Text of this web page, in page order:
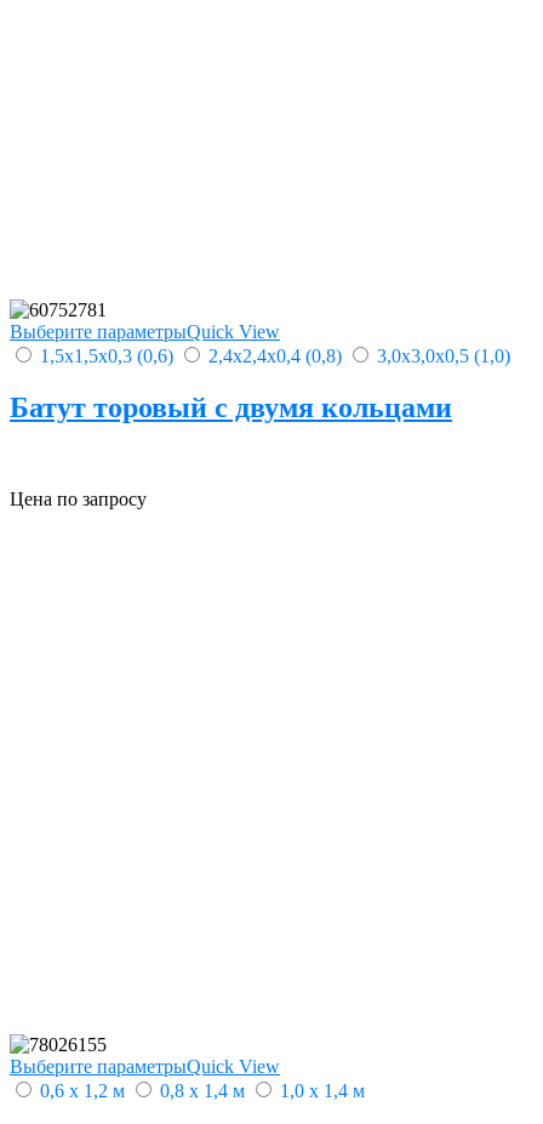
Выберите параметрыQuick View
1,5х1,5х0,3 (0,6)
2,4х2,4х0,4 (0,8) 3,0х3,0х0,5 (1,0)
Батут торовый с двумя кольцами
Цена по запросу
Выберите параметрыQuick View
0,6 х 1,2 м
0,8 х 1,4 м 1,0 х 1,4 м